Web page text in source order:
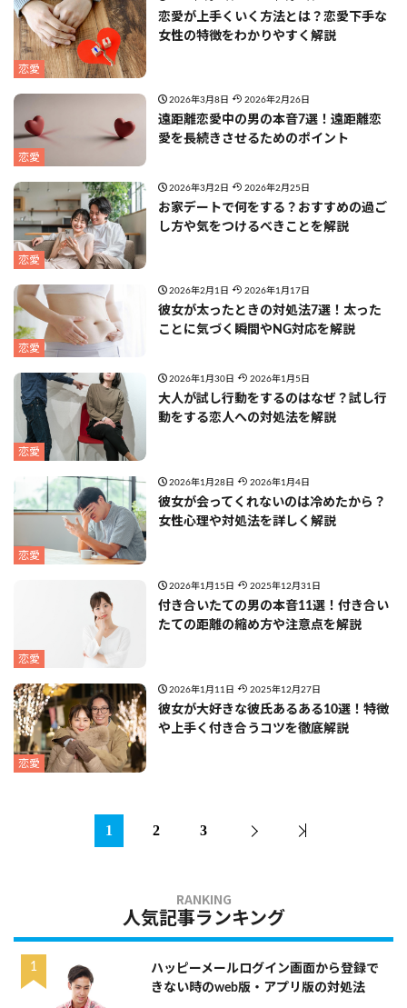
恋愛
恋愛が上手くいく方法とは？恋愛下手な
女性の特徴をわかりやすく解説
恋愛
2026年3月8日 2026年2月26日
遠距離恋愛中の男の本音7選！遠距離恋
愛を長続きさせるためのポイント
恋愛
2026年3月2日 2026年2月25日
お家デートで何をする？おすすめの過ご
し方や気をつけるべきことを解説
恋愛
2026年2月1日 2026年1月17日
彼女が太ったときの対処法7選！太った
ことに気づく瞬間やNG対応を解説
恋愛
2026年1月30日 2026年1月5日
大人が試し行動をするのはなぜ？試し行
動をする恋人への対処法を解説
恋愛
2026年1月28日 2026年1月4日
彼女が会ってくれないのは冷めたから？
女性心理や対処法を詳しく解説
恋愛
2026年1月15日 2025年12月31日
付き合いたての男の本音11選！付き合い
たての距離の縮め方や注意点を解説
恋愛
2026年1月11日 2025年12月27日
彼女が大好きな彼氏あるある10選！特徴
や上手く付き合うコツを徹底解説
1 2 3
人気記事ランキング
ハッピーメールログイン画面から登録で
きない時のweb版・アプリ版の対処法